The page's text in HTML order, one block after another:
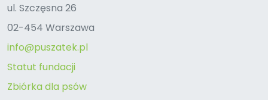
ul. Szczęsna 26
02-454 Warszawa
info@puszatek.pl
Statut fundacji
Zbiórka dla psów